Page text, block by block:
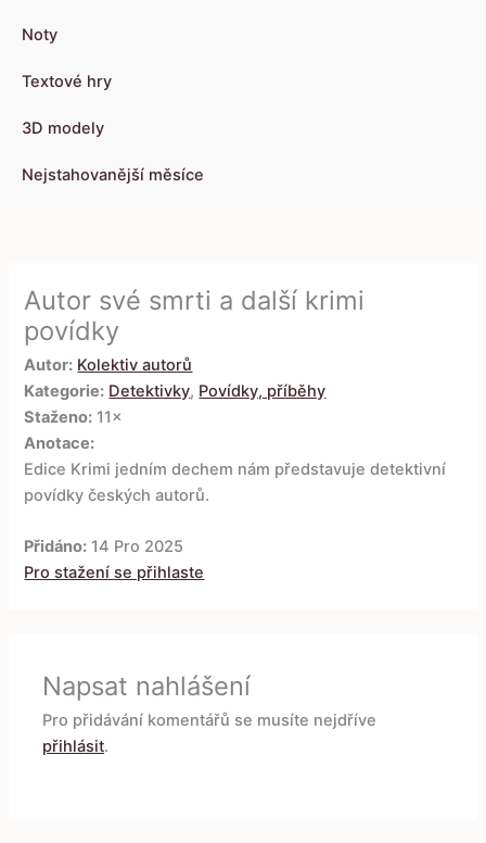
Noty
Textové hry
3D modely
Nejstahovanější měsíce
Autor své smrti a další krimi
povídky
Autor: Kolektiv autorů
Kategorie: Detektivky, Povídky, příběhy
Staženo: 11×
Anotace:
Edice Krimi jedním dechem nám představuje detektivní
povídky českých autorů.
Přidáno: 14 Pro 2025
Pro stažení se přihlaste
Napsat nahlášení
Pro přidávání komentářů se musíte nejdříve
přihlásit.